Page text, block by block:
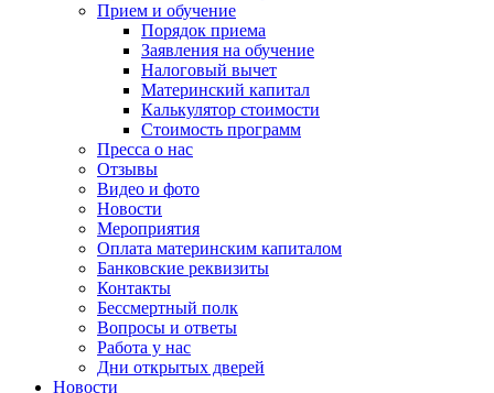
Прием и обучение
Порядок приема
Заявления на обучение
Налоговый вычет
Материнский капитал
Калькулятор стоимости
Стоимость программ
Пресса о нас
Отзывы
Видео и фото
Новости
Мероприятия
Оплата материнским капиталом
Банковские реквизиты
Контакты
Бессмертный полк
Вопросы и ответы
Работа у нас
Дни открытых дверей
Новости